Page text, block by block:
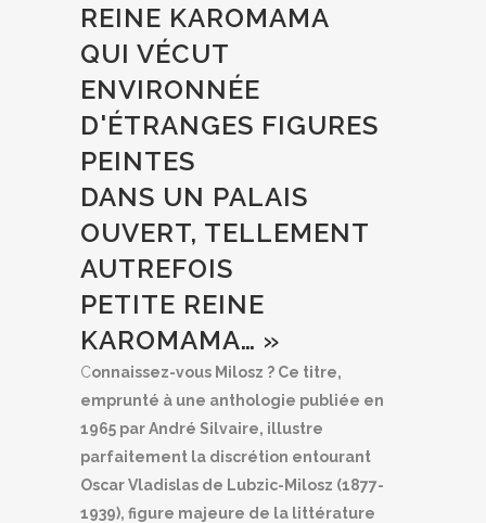
REINE KAROMAMA
QUI VÉCUT
ENVIRONNÉE
D'ÉTRANGES FIGURES
PEINTES
DANS UN PALAIS
OUVERT, TELLEMENT
AUTREFOIS
PETITE REINE
KAROMAMA… »
Connaissez-vous Milosz ? Ce titre,
emprunté à une anthologie publiée en
1965 par André Silvaire, illustre
parfaitement la discrétion entourant
Oscar Vladislas de Lubzic-Milosz (1877-
1939), figure majeure de la littérature